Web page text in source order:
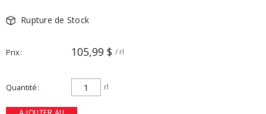
Rupture de Stock
Prix 105,99 $ / rl
Quantité rl